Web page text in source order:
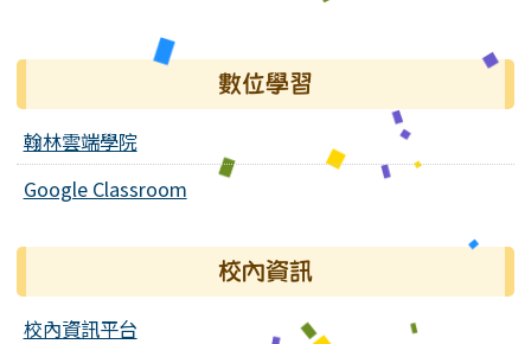
數位學習
翰林雲端學院
Google Classroom
校內資訊
校內資訊平台